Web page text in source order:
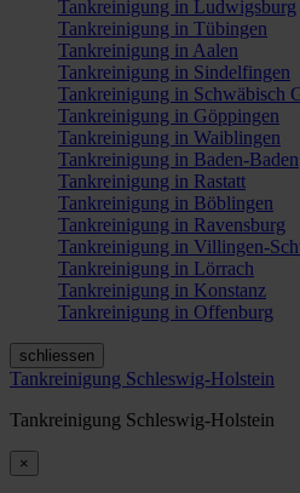
Tankreinigung in Ludwigsburg
Tankreinigung in Tübingen
Tankreinigung in Aalen
Tankreinigung in Sindelfingen
Tankreinigung in Schwäbisch
Tankreinigung in Göppingen
Tankreinigung in Waiblingen
Tankreinigung in Baden-Baden
Tankreinigung in Rastatt
Tankreinigung in Böblingen
Tankreinigung in Ravensburg
Tankreinigung in Villingen-
Tankreinigung in Lörrach
Tankreinigung in Konstanz
Tankreinigung in Offenburg
schliessen
Tankreinigung Schleswig-Holstein
Tankreinigung Schleswig-Holstein
×